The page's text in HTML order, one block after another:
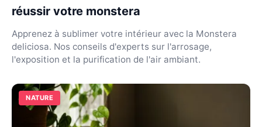
réussir votre monstera
Apprenez à sublimer votre intérieur avec la Monstera
deliciosa. Nos conseils d'experts sur l'arrosage,
l'exposition et la purification de l'air ambiant.
NATURE